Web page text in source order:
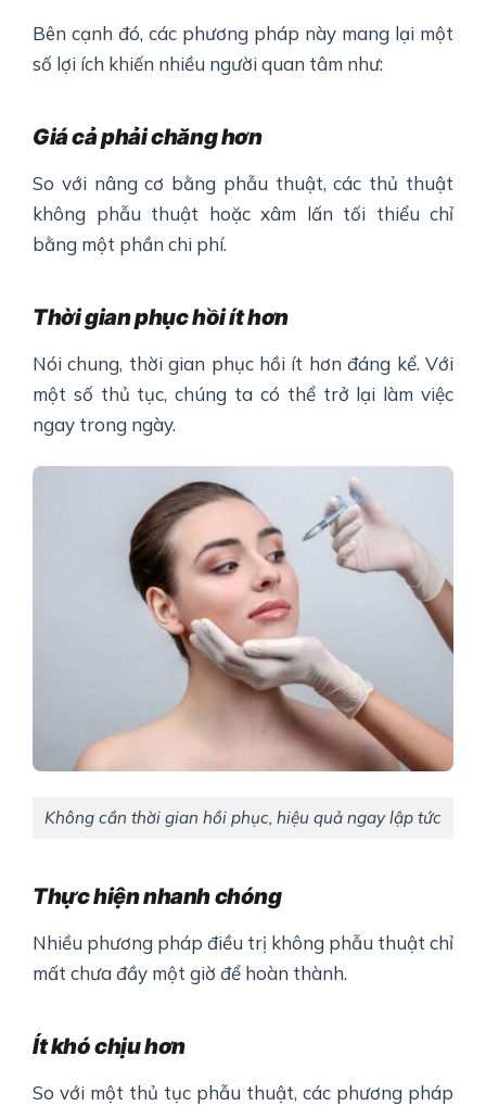
Bên cạnh đó, các phương pháp này mang lại một
số lợi ích khiến nhiều người quan tâm như:
Giá cả phải chăng hơn
So với nâng cơ bằng phẫu thuật, các thủ thuật
không phẫu thuật hoặc xâm lấn tối thiểu chỉ
bằng một phần chi phí.
Thời gian phục hồi ít hơn
Nói chung, thời gian phục hồi ít hơn đáng kể. Với
một số thủ tục, chúng ta có thể trở lại làm việc
ngay trong ngày.
Không cần thời gian hồi phục, hiệu quả ngay lập tức
Thực hiện nhanh chóng
Nhiều phương pháp điều trị không phẫu thuật chỉ
mất chưa đầy một giờ để hoàn thành.
Ít khó chịu hơn
So với một thủ tục phẫu thuật, các phương pháp